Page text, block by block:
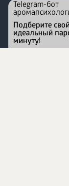
Перейти на
Telegram-бот
Подберите свой
идеальный
минуту!